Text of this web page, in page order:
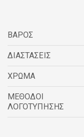
ΒΑΡΟΣ
ΔΙΑΣΤΑΣΕΙΣ
ΧΡΩΜΑ
ΜΕΘΟΔΟΙ
ΛΟΓΟΤΥΠΗΣΗΣ